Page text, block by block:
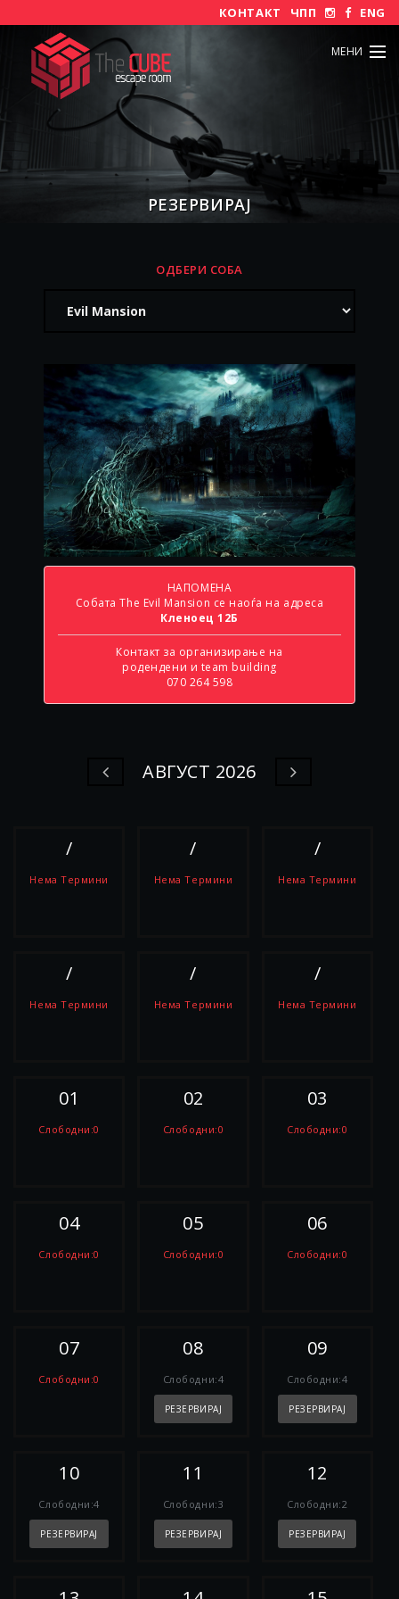
ENG
ЧПП
КОНТАКТ
МЕНИ
РЕЗЕРВИРАЈ
ОДБЕРИ СОБА
НАПОМЕНА
Собата The Evil Mansion се наоѓа на адреса
Кленоец 12Б
Контакт за организирање на
родендени и team building
070 264 598
АВГУСТ 2026
/
Нема Термини
/
Нема Термини
/
Нема Термини
/
Нема Термини
/
Нема Термини
/
Нема Термини
01
Слободни:0
02
Слободни:0
03
Слободни:0
04
Слободни:0
05
Слободни:0
06
Слободни:0
07
Слободни:0
08
Слободни:4
РЕЗЕРВИРАЈ
09
Слободни:4
РЕЗЕРВИРАЈ
10
Слободни:4
РЕЗЕРВИРАЈ
11
Слободни:3
РЕЗЕРВИРАЈ
12
Слободни:2
РЕЗЕРВИРАЈ